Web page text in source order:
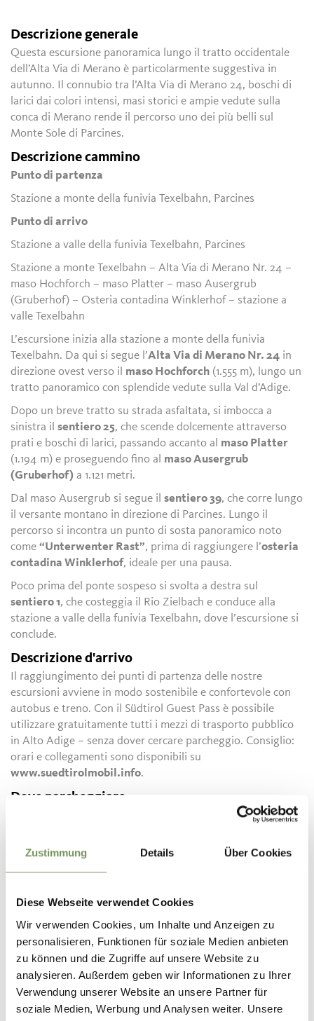
Zustimmung Details Über Cookies
Diese Webseite verwendet Cookies
Wir verwenden Cookies, um Inhalte und Anzeigen zu
personalisieren, Funktionen für soziale Medien anbieten
zu können und die Zugriffe auf unsere Website zu
analysieren. Außerdem geben wir Informationen zu Ihrer
Verwendung unserer Website an unsere Partner für
soziale Medien, Werbung und Analysen weiter. Unsere
Descrizione generale
Questa escursione panoramica lungo il tratto occidentale
dell’Alta Via di Merano è particolarmente suggestiva in
autunno. Il connubio tra l’Alta Via di Merano 24, boschi di
larici dai colori intensi, masi storici e ampie vedute sulla
conca di Merano rende il percorso uno dei più belli sul
Monte Sole di Parcines.
Descrizione cammino
Punto di partenza
Stazione a monte della funivia Texelbahn, Parcines
Punto di arrivo
Stazione a valle della funivia Texelbahn, Parcines
Stazione a monte Texelbahn – Alta Via di Merano Nr. 24 –
maso Hochforch – maso Platter – maso Ausergrub
(Gruberhof) – Osteria contadina Winklerhof – stazione a
valle Texelbahn
L’escursione inizia alla stazione a monte della funivia
Texelbahn. Da qui si segue l’Alta Via di Merano Nr. 24 in
direzione ovest verso il maso Hochforch (1.555 m), lungo un
tratto panoramico con splendide vedute sulla Val d’Adige.
Dopo un breve tratto su strada asfaltata, si imbocca a
sinistra ilsentiero 25, che scende dolcemente attraverso
prati e boschi di larici, passando accanto al maso Platter
(1.194 m) e proseguendo fino al maso Ausergrub
(Gruberhof) a 1.121 metri.
Dal maso Ausergrub si segue ilsentiero 39, che corre lungo
il versante montano in direzione di Parcines. Lungo il
percorso si incontra un punto di sosta panoramico noto
come“Unterwenter Rast”, prima di raggiungere l’osteria
contadina Winklerhof, ideale per una pausa.
Poco prima del ponte sospeso si svolta a destra sul
sentiero 1, che costeggia il Rio Zielbach e conduce alla
stazione a valle della funivia Texelbahn, dove l’escursione si
conclude.
Descrizione d'arrivo
Il raggiungimento dei punti di partenza delle nostre
escursioni avviene in modo sostenibile e confortevole con
autobus e treno. Con il Südtirol Guest Pass è possibile
utilizzare gratuitamente tutti i mezzi di trasporto pubblico
in Alto Adige – senza dover cercare parcheggio. Consiglio:
orari e collegamenti sono disponibili su
www.suedtirolmobil.info.
Dove parcheggiare
A Parcines i parcheggi sono limitati. Per tutelare l’area di
mezzi pubblici. Grazie per il vostro contributo!
Mezzi pubblici
Stato
Lunghezza
media
Dislivello salita